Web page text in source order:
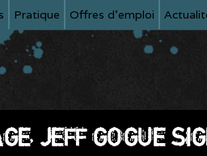
Pratique Offres d'emploi
JEFF GOGUE